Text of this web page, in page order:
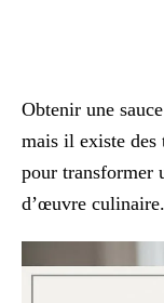
Obtenir une
mais il existe des
pour transformer
d’œuvre culinaire.